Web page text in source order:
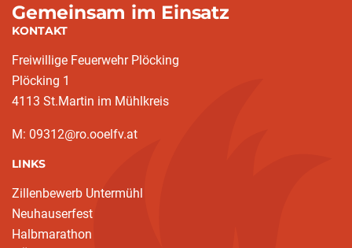
Gemeinsam im Einsatz
KONTAKT
Freiwillige Feuerwehr Plöcking
Plöcking 1
4113 St.Martin im Mühlkreis
M: 09312@ro.ooelfv.at
LINKS
Zillenbewerb Untermühl
Neuhauserfest
Halbmarathon